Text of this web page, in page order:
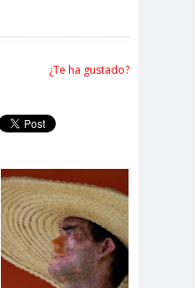
¿Te ha gustado?